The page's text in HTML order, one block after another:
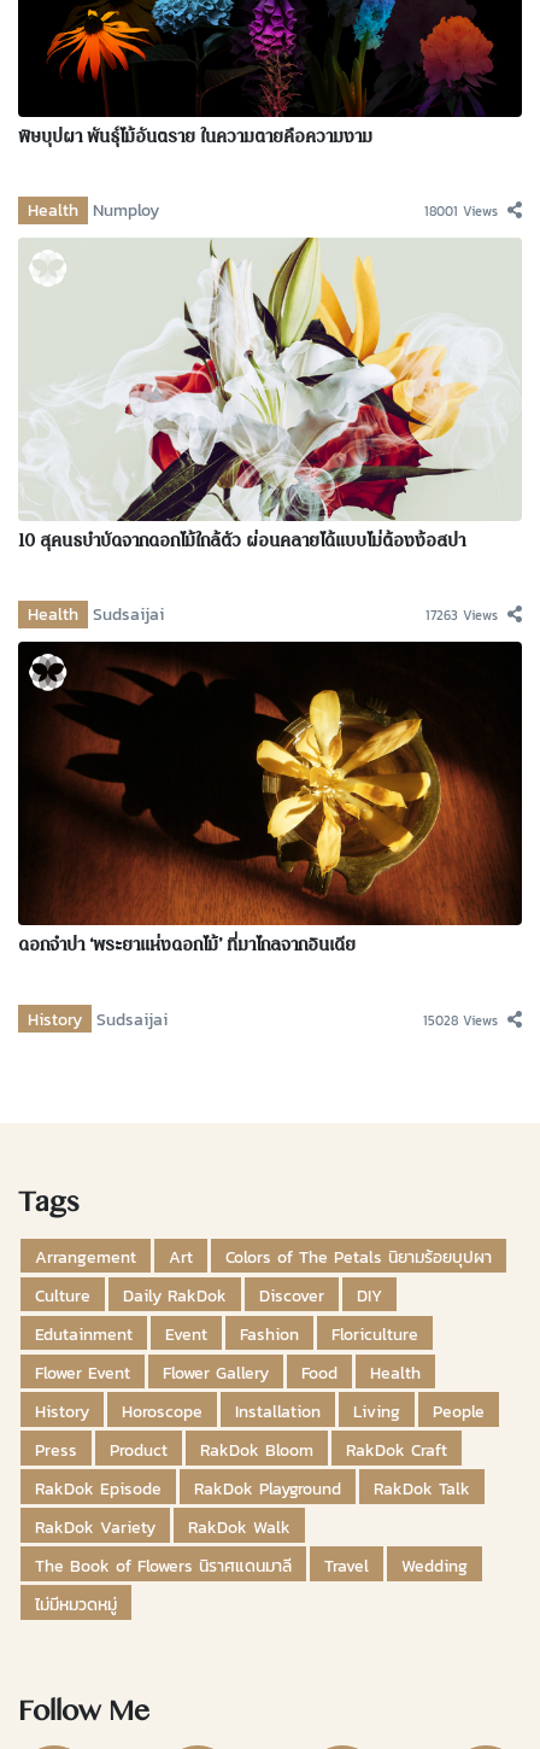
พิษบุปผา พันธุ์ไม้อันตราย ในความตายคือความงาม
Health Numploy 18001 Views
10 สุคนธบำบัดจากดอกไม้ใกล้ตัว ผ่อนคลายได้แบบไม่ต้องง้อสปา
Health Sudsaijai 17263 Views
ดอกจำปา ‘พระยาแห่งดอกไม้’ ที่มาไกลจากอินเดีย
History Sudsaijai 15028 Views
Tags
Arrangement Art
Colors of The Petals นิยามร้อยบุปผา
Culture
Daily RakDok Discover
DIY
Edutainment
Event Fashion
Floriculture
Flower Event
Flower Gallery Food
Health
History
Horoscope Installation Living
People
Press
Product RakDok Bloom
RakDok Craft
RakDok Episode
RakDok Playground
RakDok Talk
RakDok Variety
RakDok Walk
The Book of Flowers นิราศแดนมาลี
Travel
Wedding
ไม่มีหมวดหมู่
Follow Me